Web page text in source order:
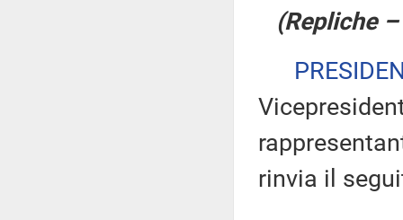
(Repliche
rinvia il